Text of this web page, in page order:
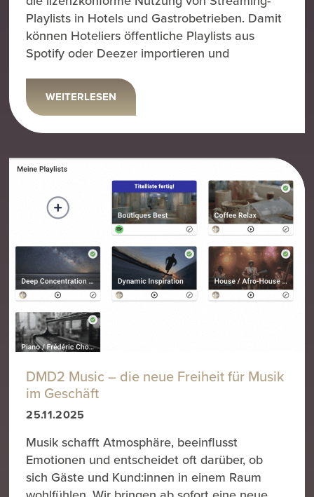
Playlists in Hotels und Gastrobetrieben. Damit
können Hoteliers öffentliche Playlists aus
Spotify oder Deezer importieren und
WEITERLESEN
DMD2 Music – die neue Freiheit für Musik
im Geschäft
25.11.2025
Musik schafft Atmosphäre, beeinflusst
Emotionen und entscheidet oft darüber, ob
sich Gäste und Kund:innen in einem Raum